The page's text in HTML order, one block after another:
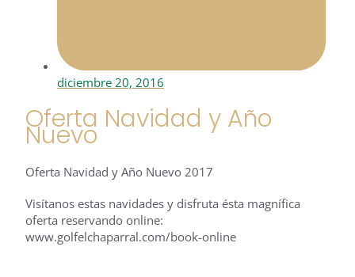
diciembre 20, 2016
Oferta Navidad y Año
Nuevo
Oferta Navidad y Año Nuevo 2017
Visítanos estas navidades y disfruta ésta magnífica
oferta reservando online:
www.golfelchaparral.com/book-online